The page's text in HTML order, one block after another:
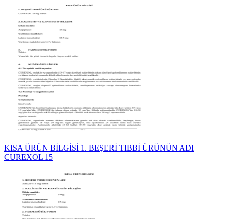
KISA ÜRÜN BİLGİSİ 1. BEŞERİ TIBBİ ÜRÜNÜN ADI
CUREXOL 15